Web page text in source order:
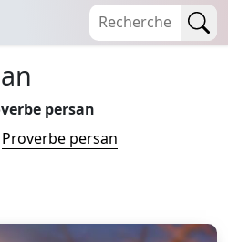
persan
Proverbe persan